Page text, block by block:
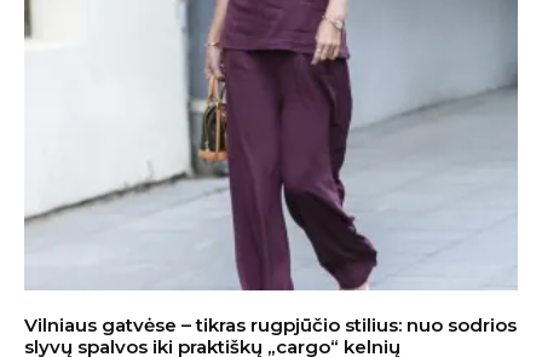
Vilniaus gatvėse – tikras rugpjūčio stilius: nuo sodrios
slyvų spalvos iki praktiškų „cargo“ kelnių